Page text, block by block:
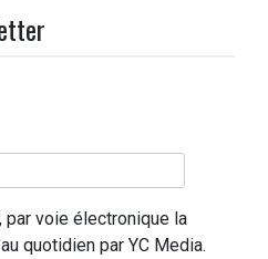
voie électronique la
quotidien par YC Media.